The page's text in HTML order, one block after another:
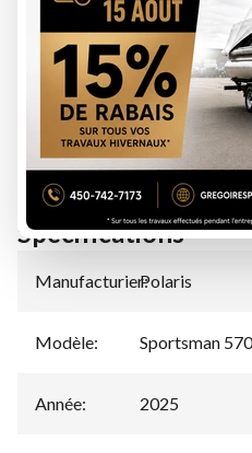
DEMANDE
ÉVALUATION
Spécifications
Manufacturier:
Polaris
Modèle: Sportsman 570
Année: 2025